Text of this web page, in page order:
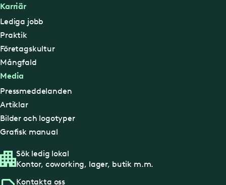
Karriär
Lediga jobb
Praktik
Företagskultur
Mångfald
Media
Pressmeddelanden
Artiklar
Bilder och logotyper
Grafisk manual
Sök ledig lokal
Kontor, coworking, lager, butik m.m.
Kontakta oss